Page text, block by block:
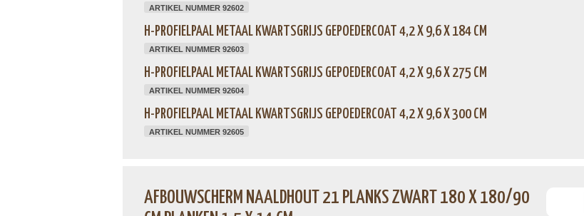
ARTIKEL NUMMER 92602
H-PROFIELPAAL METAAL KWARTSGRIJS GEPOEDERCOAT 4,2 X 9,6 X 184 CM
ARTIKEL NUMMER 92603
H-PROFIELPAAL METAAL KWARTSGRIJS GEPOEDERCOAT 4,2 X 9,6 X 275 CM
ARTIKEL NUMMER 92604
H-PROFIELPAAL METAAL KWARTSGRIJS GEPOEDERCOAT 4,2 X 9,6 X 300 CM
ARTIKEL NUMMER 92605
AFBOUWSCHERM NAALDHOUT 21 PLANKS ZWART 180 X 180/90